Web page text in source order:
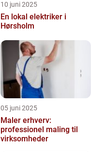
10 juni 2025
En lokal elektriker i
Hørsholm
05 juni 2025
Maler erhverv:
professionel maling til
virksomheder